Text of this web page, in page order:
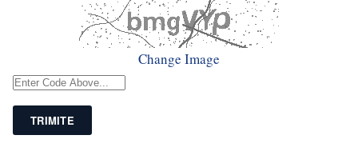
Change Image
TRIMITE